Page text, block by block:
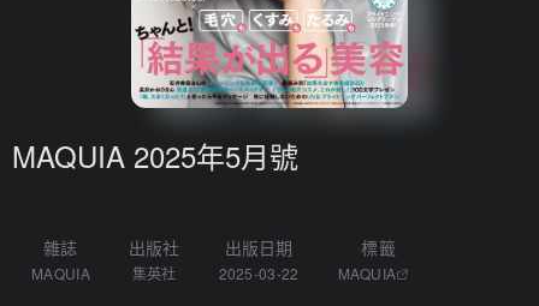
MAQUIA 2025年5月號
雜誌
MAQUIA
出版社
集英社
出版日期
2025-03-22
標籤
MAQUIA